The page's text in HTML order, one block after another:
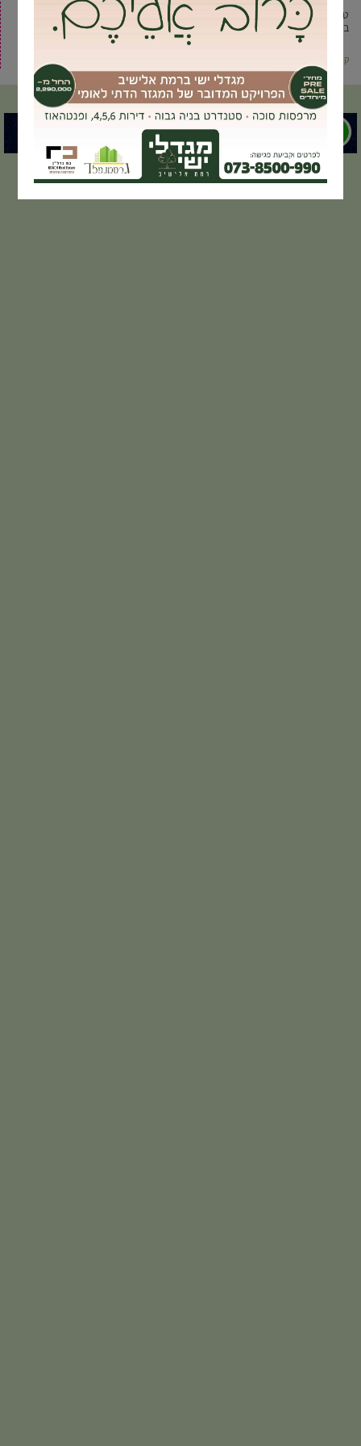
טיפת חלב בגבעת שמואל קורסת בשל מצוקת כוח אדם. אמהות מתלוננות כי
במקום מבטלים תורים, לא נותנים מענה ולא מחסנים
קרא עוד ←